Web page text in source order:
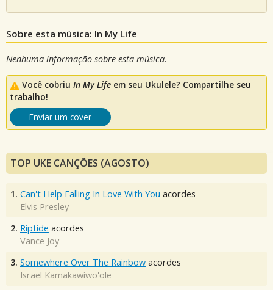
Sobre esta música: In My Life
Nenhuma informação sobre esta música.
Você cobriu In My Life em seu Ukulele? Compartilhe seu
trabalho!
Enviar um cover
TOP UKE CANÇÕES (AGOSTO)
1. Can't Help Falling In Love With You acordes
Elvis Presley
2. Riptide acordes
Vance Joy
3. Somewhere Over The Rainbow acordes
Israel Kamakawiwo'ole